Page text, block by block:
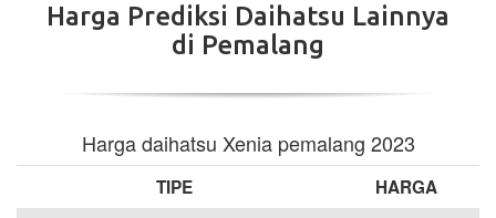
Harga Prediksi Daihatsu Lainnya
di Pemalang
Harga daihatsu Xenia pemalang 2023
TIPE HARGA